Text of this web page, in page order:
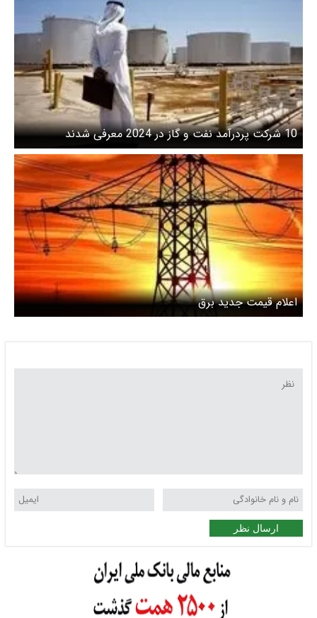
10 شرکت پردرآمد نفت و گاز در 2024 معرفی شدند
اعلام قیمت جدید برق
ارسال نظر